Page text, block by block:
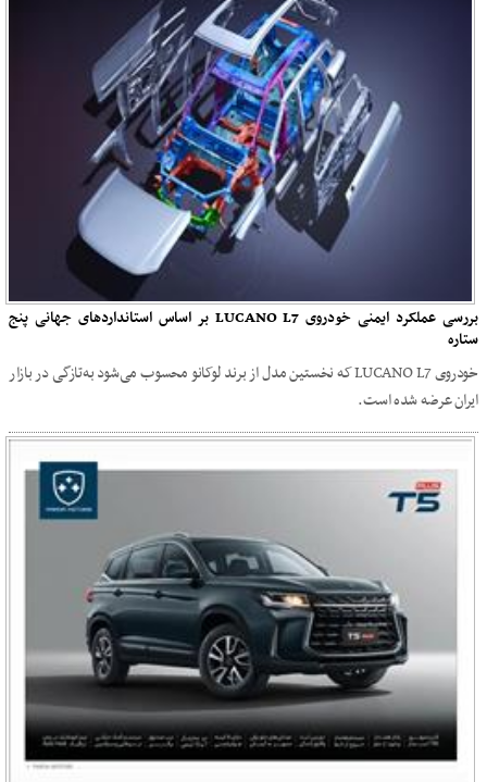
بررسی عملکرد ایمنی خودروی LUCANO L7 بر اساس استانداردهای جهانی پنج
ستاره
خودروی LUCANO L7 که نخستین مدل از برند لوکانو محسوب می‌شود به‌تازگی در بازار
ایران عرضه شده است.